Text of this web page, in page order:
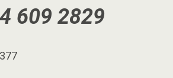
609 2829